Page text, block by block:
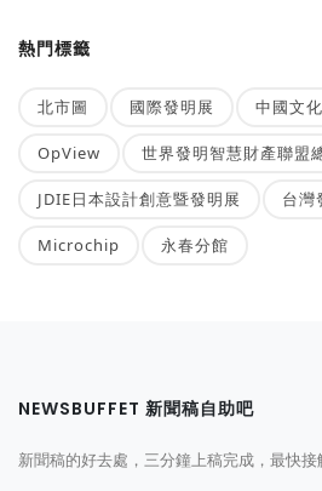
熱門標籤
北市圖 國際發明展 中國文
OpView 世界發明智慧財產聯盟
JDIE日本設計創意暨發明展 台灣
Microchip 永春分館
NEWSBUFFET 新聞稿自助吧
新聞稿的好去處，三分鐘上稿完成，最快接